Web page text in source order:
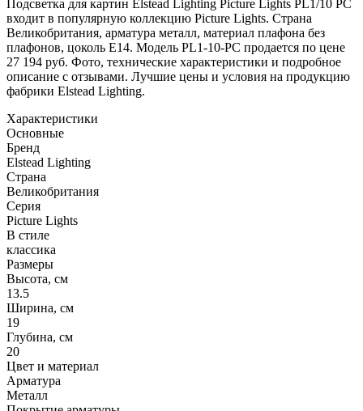
Подсветка для картин Elstead Lighting Picture Lights PL1/10 PC
входит в популярную коллекцию Picture Lights. Страна
Великобритания, арматура металл, материал плафона без
плафонов, цоколь E14. Модель PL1-10-PC продается по цене
27 194 руб. Фото, технические характеристики и подробное
описание с отзывами. Лучшие цены и условия на продукцию
фабрики Elstead Lighting.
Характеристики
Основные
Бренд
Elstead Lighting
Страна
Великобритания
Серия
Picture Lights
В стиле
классика
Размеры
Высота, см
13.5
Ширина, см
19
Глубина, см
20
Цвет и материал
Арматура
Металл